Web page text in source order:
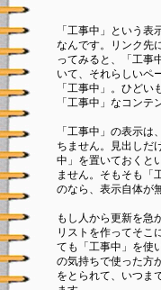
「工事中」という
なんです。リンク先
ってみると、「工事
いて、それらしいペ
「工事中」。ひど
「工事中」なコンテ
「工事中」の表示
ちません。見出しだ
中」を置いておくと
ません。そもそも「
のなら、表示自体が
もし人から更新を急
リストを作ってそこ
ても「工事中」を使
の気持ちで使った方
をとられて、いつま